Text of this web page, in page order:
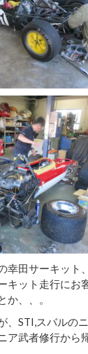
幸田サーキット
キット走行にお
か、、。
、STI,スバルの
ア武者修行から